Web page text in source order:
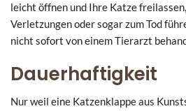
leicht öffnen und Ihre Katze
Verletzungen oder sogar zum Tod
nicht sofort von einem Tierarzt
Dauerhaftigkeit
Nur weil eine Katzenklappe aus